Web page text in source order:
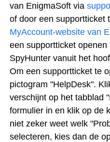
van EnigmaSoft via
of door een supportticket
MyAccount-website van
een supportticket
SpyHunter vanuit het
Om een supportticket te
pictogram "HelpDesk".
verschijnt op het tabblad
formulier in en klik op de
niet zeker weet welk
selecteren, kies dan de